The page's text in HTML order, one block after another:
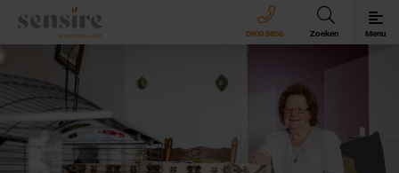
Sensire logo
0900 8856 Zoeken Menu
Sensire bij u thuis
Revalideren met Sensire